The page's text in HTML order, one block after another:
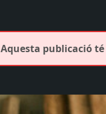
Aquesta publicació